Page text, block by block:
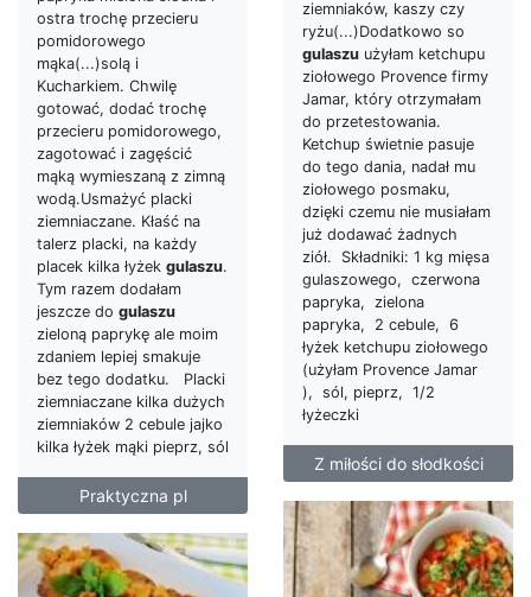
ziemniaków, kaszy czy
ryżu(...)Dodatkowo so
gulaszu użyłam ketchupu
ziołowego Provence firmy
Jamar, który otrzymałam
do przetestowania.
Ketchup świetnie pasuje
do tego dania, nadał mu
ziołowego posmaku,
dzięki czemu nie musiałam
już dodawać żadnych
ziół. Składniki: 1 kg mięsa
gulaszowego, czerwona
papryka, zielona
papryka, 2 cebule, 6
łyżek ketchupu ziołowego
(użyłam Provence Jamar
), sól, pieprz, 1/2
łyżeczki
Z miłości do słodkości
ostra trochę przecieru
pomidorowego
mąka(...)solą i
Kucharkiem. Chwilę
gotować, dodać trochę
przecieru pomidorowego,
zagotować i zagęścić
mąką wymieszaną z zimną
wodą.Usmażyć placki
ziemniaczane. Kłaść na
talerz placki, na każdy
placek kilka łyżek gulaszu.
Tym razem dodałam
jeszcze do gulaszu
zieloną paprykę ale moim
zdaniem lepiej smakuje
bez tego dodatku. Placki
ziemniaczane kilka dużych
ziemniaków 2 cebule jajko
kilka łyżek mąki pieprz, sól
Praktyczna pl